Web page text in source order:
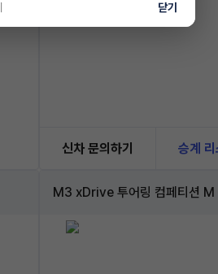
신차 문의하기 승계 리
M3 xDrive 투어링 컴페티션 M
닫기